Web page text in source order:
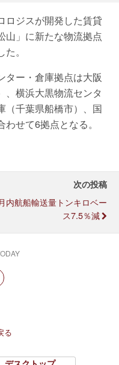
ロジスが開発した賃貸
山」に新たな物流拠点
。
ター・倉庫拠点は大阪
、横浜大黒物流センタ
（千葉県船橋市）、国
せて6拠点となる。
次の投稿
内航船輸送量トンキロベー
ス7.5％減
る